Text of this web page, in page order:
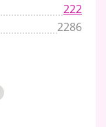
222
2286